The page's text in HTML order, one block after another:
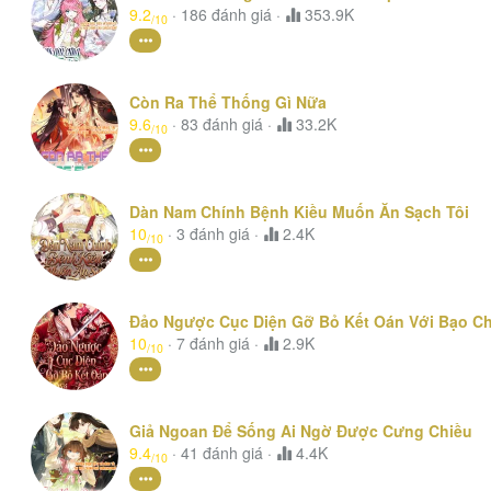
9.2/10 · 186 đánh giá · 353.9K
Còn Ra Thể Thống Gì Nữa
9.6/10 ·83 đánh giá · 33.2K
Dàn Nam Chính Bệnh Kiều Muốn Ăn Sạch Tôi
10/10 ·3 đánh giá · 2.4K
Đảo Ngược Cục Diện Gỡ Bỏ Kết Oán Với Bạo
10/10 ·7 đánh giá · 2.9K
Giả Ngoan Để Sống Ai Ngờ Được Cưng Chiều
9.4/10 ·41 đánh giá · 4.4K